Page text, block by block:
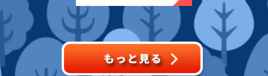
マキの生垣、松、キンモ
クセイなど、地域の住宅
でよく植栽される樹種を
中心に、樹形を整えなが
ら